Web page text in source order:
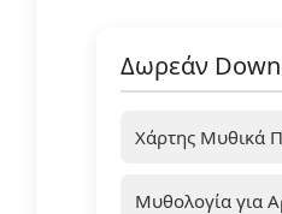
Δωρεάν
Χάρτης Μυθικά
Μυθολογία για